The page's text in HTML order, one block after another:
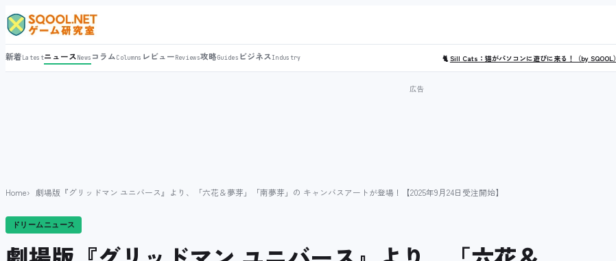
新着LatestニュースNews コラムColumns レビューReviews攻略Guides ビジネスIndustry 🐈Sill Cats：猫がパソコンに遊びに来る！（by SQOOL）
Home 劇場版『グリッドマン ユニバース』より、「六花＆夢芽」「南夢芽」の キャンバスアートが登場！【2025年9月24日受注開始】
ドリームニュース